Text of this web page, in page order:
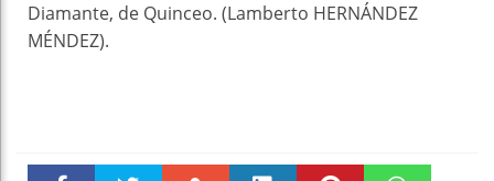
Diamante, de Quinceo. (Lamberto HERNÁNDEZ
MÉNDEZ).